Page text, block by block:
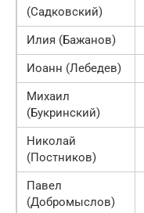
(Садковский)
Илия (Бажанов)
Иоанн (Лебедев)
Михаил
(Букринский)
Николай
(Постников)
Павел
(Добромыслов)